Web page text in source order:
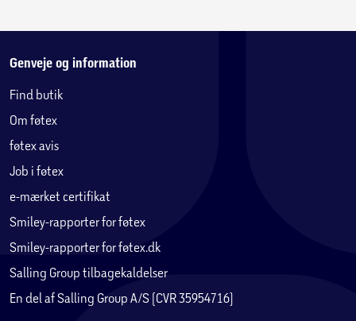
Genveje og information
Find butik
Om føtex
føtex avis
Job i føtex
e-mærket certifikat
Smiley-rapporter for føtex
Smiley-rapporter for føtex.dk
Salling Group tilbagekaldelser
En del af Salling Group A/S (CVR 35954716)